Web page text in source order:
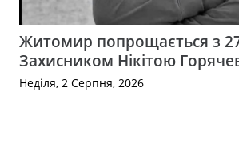
Житомир попрощається з
Захисником Нікітою
Неділя, 2 Серпня, 2026